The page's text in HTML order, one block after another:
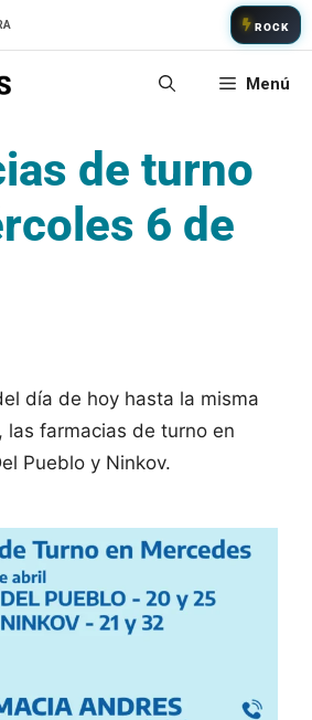
ROCK
Menú
de turno
6 de
día de hoy hasta la misma
las farmacias de turno en
Pueblo y Ninkov.